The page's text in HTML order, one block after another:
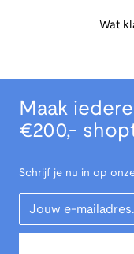
Wat
Maak
€200,-
Schrijf je nu in op
Your Email